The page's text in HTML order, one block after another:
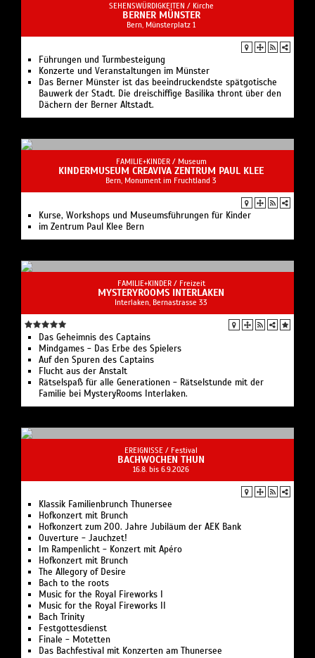
SEHENSWÜRDIGKEITEN / Kirche
BERNER MÜNSTER
Bern, Münsterplatz 1
Führungen und Turmbesteigung
Konzerte und Veranstaltungen im Münster
Das Berner Münster ist das beeindruckendste spätgotische
Bauwerk der Stadt. Die dreischiffige Basilika thront über den
Dächern der Berner Altstadt.
FAMILIE+KINDER / Museum
KINDERMUSEUM CREAVIVA ZENTRUM PAUL KLEE
Bern, Monument im Fruchtland 3
Kurse, Workshops und Museumsführungen für Kinder
im Zentrum Paul Klee Bern
FAMILIE+KINDER / Freizeit
MYSTERYROOMS INTERLAKEN
Interlaken, Bernastrasse 33
Das Geheimnis des Captains
Mindgames - Das Erbe des Spielers
Auf den Spuren des Captains
Flucht aus der Anstalt
Rätselspaß für alle Generationen - Rätselstunde mit der
Familie bei MysteryRooms Interlaken.
EREIGNISSE / Festival
BACHWOCHEN THUN
16.8. bis 6.9.2026
Klassik Familienbrunch Thunersee
Hofkonzert mit Brunch
Hofkonzert zum 200. Jahre Jubiläum der AEK Bank
Ouverture - Jauchzet!
Im Rampenlicht - Konzert mit Apéro
Hofkonzert mit Brunch
The Allegory of Desire
Bach to the roots
Music for the Royal Fireworks I
Music for the Royal Fireworks II
Bach Trinity
Festgottesdienst
Finale - Motetten
Das Bachfestival mit Konzerten am Thunersee